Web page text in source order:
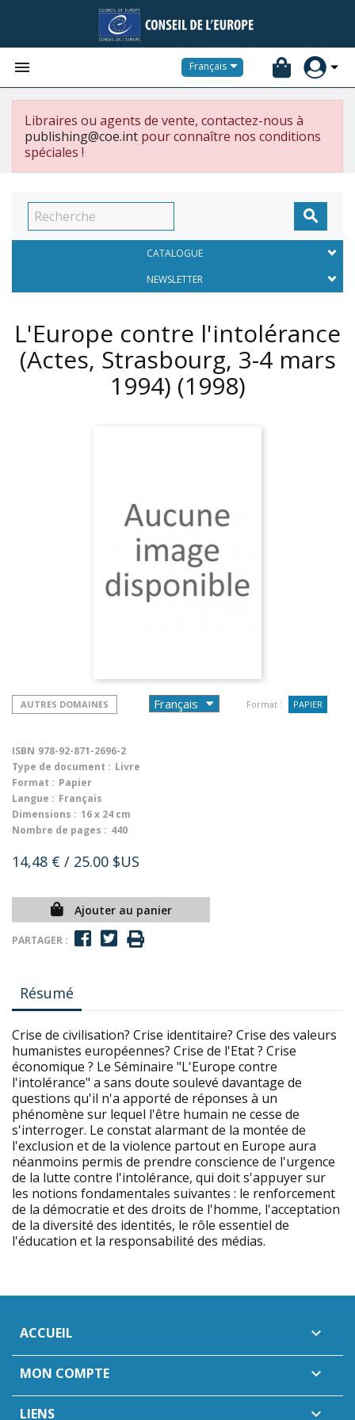
 Français
Libraires ou agents de vente, contactez-nous à
publishing@coe.int pour connaître nos conditions
spéciales !

CATALOGUE
NEWSLETTER
L'Europe contre l'intolérance
(Actes, Strasbourg, 3-4 mars
1994) (1998)
AUTRES DOMAINES Format : PAPIER
ISBN 978-92-871-2696-2
Type de document : Livre
Format : Papier
Langue : Français
Dimensions : 16 x 24 cm
Nombre de pages : 440
14,48 € / 25.00 $US
Ajouter au panier
PARTAGER :
Résumé
Crise de civilisation? Crise identitaire? Crise des valeurs
humanistes européennes? Crise de l'Etat ? Crise
économique ? Le Séminaire "L'Europe contre
l'intolérance" a sans doute soulevé davantage de
questions qu'il n'a apporté de réponses à un
phénomène sur lequel l'être humain ne cesse de
s'interroger. Le constat alarmant de la montée de
l'exclusion et de la violence partout en Europe aura
néanmoins permis de prendre conscience de l'urgence
de la lutte contre l'intolérance, qui doit s'appuyer sur
les notions fondamentales suivantes : le renforcement
de la démocratie et des droits de l'homme, l'acceptation
de la diversité des identités, le rôle essentiel de
l'éducation et la responsabilité des médias.
ACCUEIL 
MON COMPTE 
LIENS 